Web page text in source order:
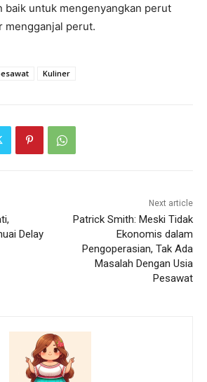
baik untuk mengenyangkan perut
mengganjal perut.
Kuliner
Delay
Next article
Patrick Smith: Meski Tidak
Ekonomis dalam
Pengoperasian, Tak Ada
Masalah Dengan Usia
Pesawat